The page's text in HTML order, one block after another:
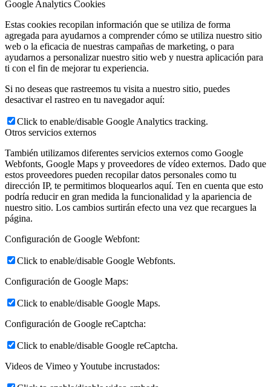
Google Analytics Cookies
Estas cookies recopilan información que se utiliza de forma
agregada para ayudarnos a comprender cómo se utiliza nuestro sitio
web o la eficacia de nuestras campañas de marketing, o para
ayudarnos a personalizar nuestro sitio web y nuestra aplicación para
ti con el fin de mejorar tu experiencia.
Si no deseas que rastreemos tu visita a nuestro sitio, puedes
desactivar el rastreo en tu navegador aquí:
Click to enable/disable Google Analytics tracking.
Otros servicios externos
También utilizamos diferentes servicios externos como Google
Webfonts, Google Maps y proveedores de vídeo externos. Dado que
estos proveedores pueden recopilar datos personales como tu
dirección IP, te permitimos bloquearlos aquí. Ten en cuenta que esto
podría reducir en gran medida la funcionalidad y la apariencia de
nuestro sitio. Los cambios surtirán efecto una vez que recargues la
página.
Configuración de Google Webfont:
Click to enable/disable Google Webfonts.
Configuración de Google Maps:
Click to enable/disable Google Maps.
Configuración de Google reCaptcha:
Click to enable/disable Google reCaptcha.
Videos de Vimeo y Youtube incrustados: